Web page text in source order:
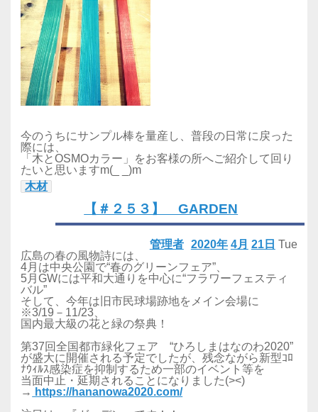
今のうちにサンプル棒を量産し、普段の日常に戻った
際には、
「木とOSMOカラー」をお客様の所へご紹介して回り
たいと思いますm(_ _)m
木材
【＃２５３】 GARDEN
2020年 4月 21日 Tue
管理者
広島の春の風物詩には、
4月は中央公園で“春のグリーンフェア”、
5月GWには平和大通りを中心に“フラワーフェスティ
バル”
そして、今年は旧市民球場跡地をメイン会場に
※3/19－11/23、
国内最大級の花と緑の祭典！
第37回全国都市緑化フェア “ひろしまはなのわ2020”
が盛大に開催される予定でしたが、残念ながら新型ｺﾛ
ﾅｳｨﾙｽ感染症を抑制するため一部のイベント等を
当面中止・延期されることになりました(><)
→ https://hananowa2020.com/